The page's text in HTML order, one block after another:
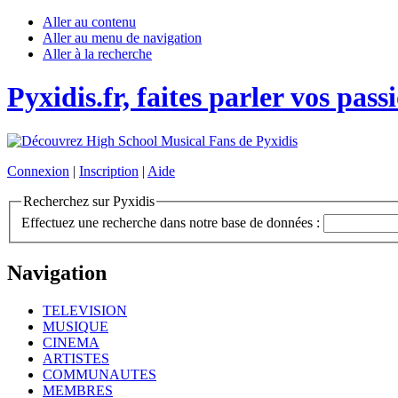
Aller au contenu
Aller au menu de navigation
Aller à la recherche
Pyxidis.fr, faites parler vos
Connexion | Inscription | Aide
Recherchez sur Pyxidis
Effectuez une recherche dans notre base de données :
Navigation
TELEVISION
MUSIQUE
CINEMA
ARTISTES
COMMUNAUTES
MEMBRES